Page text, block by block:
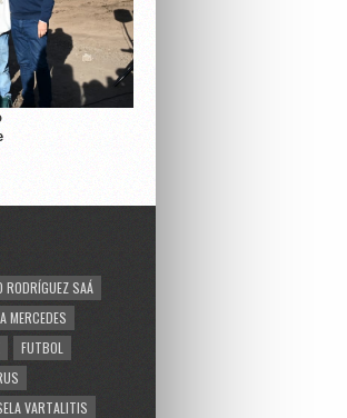
RODRÍGUEZ SAÁ
MERCEDES
FUTBOL
VARTALITIS